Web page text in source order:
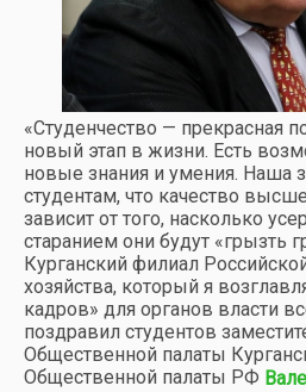
«Студенчество — прекрасная
новый этап в жизни. Есть
новые знания и умения. Наша
студентам, что качество
зависит от того, насколько
старанием они будут «грызть
Курганский филиал
хозяйства, который я
кадров» для органов власти
поздравил студентов
Общественной палаты
Общественной палаты РФ